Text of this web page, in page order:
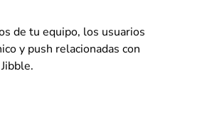
de tu equipo, los usuarios
y push relacionadas con